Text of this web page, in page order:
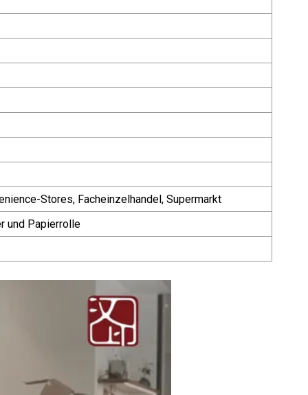
Stores, Facheinzelhandel, Supermarkt
und Papierrolle